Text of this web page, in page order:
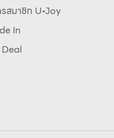
สมาชิก U•Joy
In